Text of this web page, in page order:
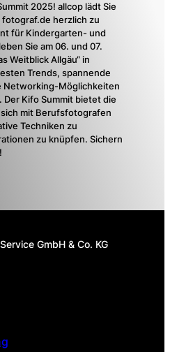
2025! allcop lädt Sie
fotograf.de herzlich zu
für Kindergarten- und
Sie am 06. und 07.
Weitblick Allgäu“ in
Trends, spannende
Networking-Möglichkeiten
Kifo Summit bietet die
mit Berufsfotografen
Techniken zu
zu knüpfen. Sichern
GmbH & Co. KG